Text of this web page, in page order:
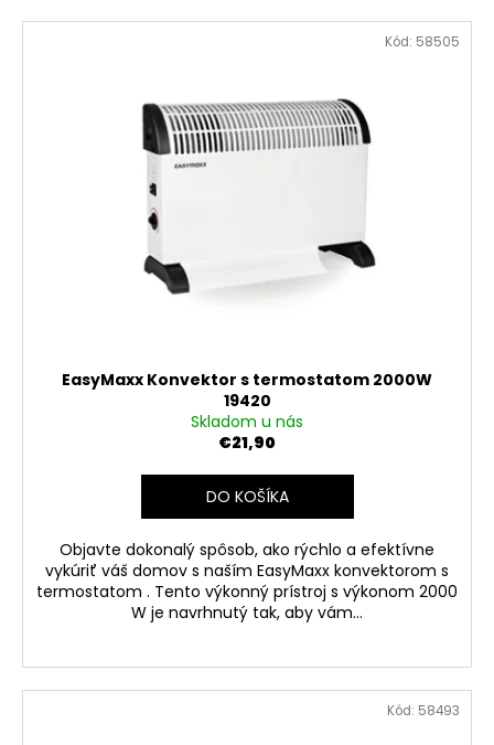
EasyMaxx Konvektor s termostatom 2000W
19420
Skladom u nás
€21,90
DO KOŠÍKA
Objavte dokonalý spôsob, ako rýchlo a efektívne
vykúriť váš domov s naším EasyMaxx konvektorom s
termostatom . Tento výkonný prístroj s výkonom 2000
W je navrhnutý tak, aby vám...
Kód: 58505
Kód: 58493